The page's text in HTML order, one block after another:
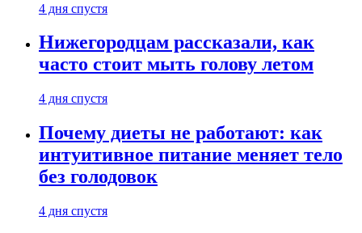
4 дня спустя
Нижегородцам рассказали, как
часто стоит мыть голову летом
4 дня спустя
Почему диеты не работают: как
интуитивное питание меняет тело
без голодовок
4 дня спустя